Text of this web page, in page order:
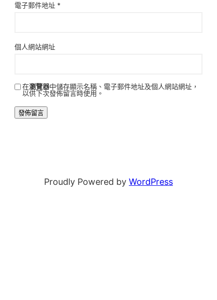
電子郵件地址 *
個人網站網址
在瀏覽器中儲存顯示名稱、電子郵件地址及個人網站網址，
以供下次發佈留言時使用。
Proudly Powered by WordPress